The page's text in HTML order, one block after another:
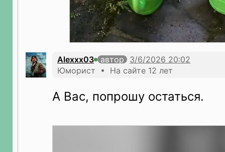
Alexxx03
автор
Юморист • На сайте 12 лет
А Вас, попрошу остаться.